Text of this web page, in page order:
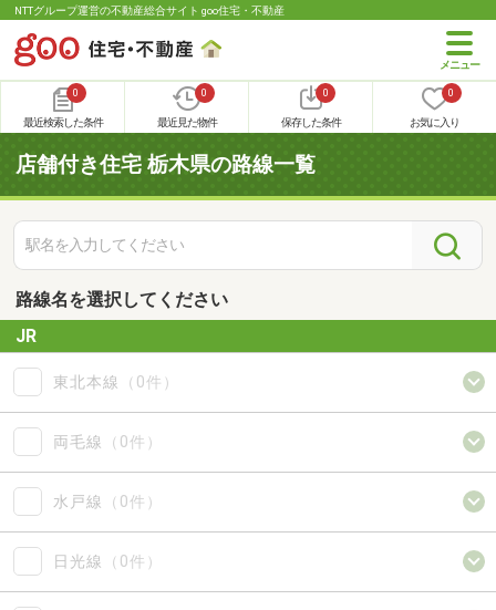
NTTグループ運営の不動産総合サイト goo住宅・不動産
0
最近検索した条件
0
最近見た物件
0
保存した条件
0
お気に入り
店舗付き住宅 栃木県の路線一覧
路線名を選択してください
JR
東北本線 （0件）
両毛線 （0件）
水戸線 （0件）
日光線 （0件）